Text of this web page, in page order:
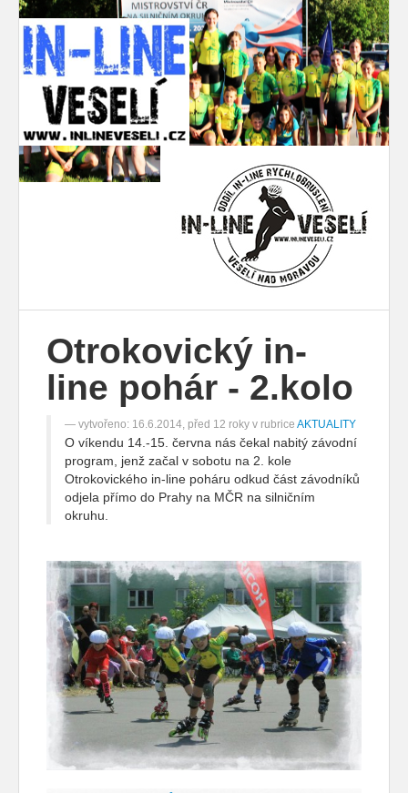
Otrokovický in-
line pohár - 2.kolo
vytvořeno: 16.6.2014, před 12 roky v rubrice AKTUALITY
O víkendu 14.-15. června nás čekal nabitý závodní
program, jenž začal v sobotu na 2. kole
Otrokovického in-line poháru odkud část závodníků
odjela přímo do Prahy na MČR na silničním
okruhu.